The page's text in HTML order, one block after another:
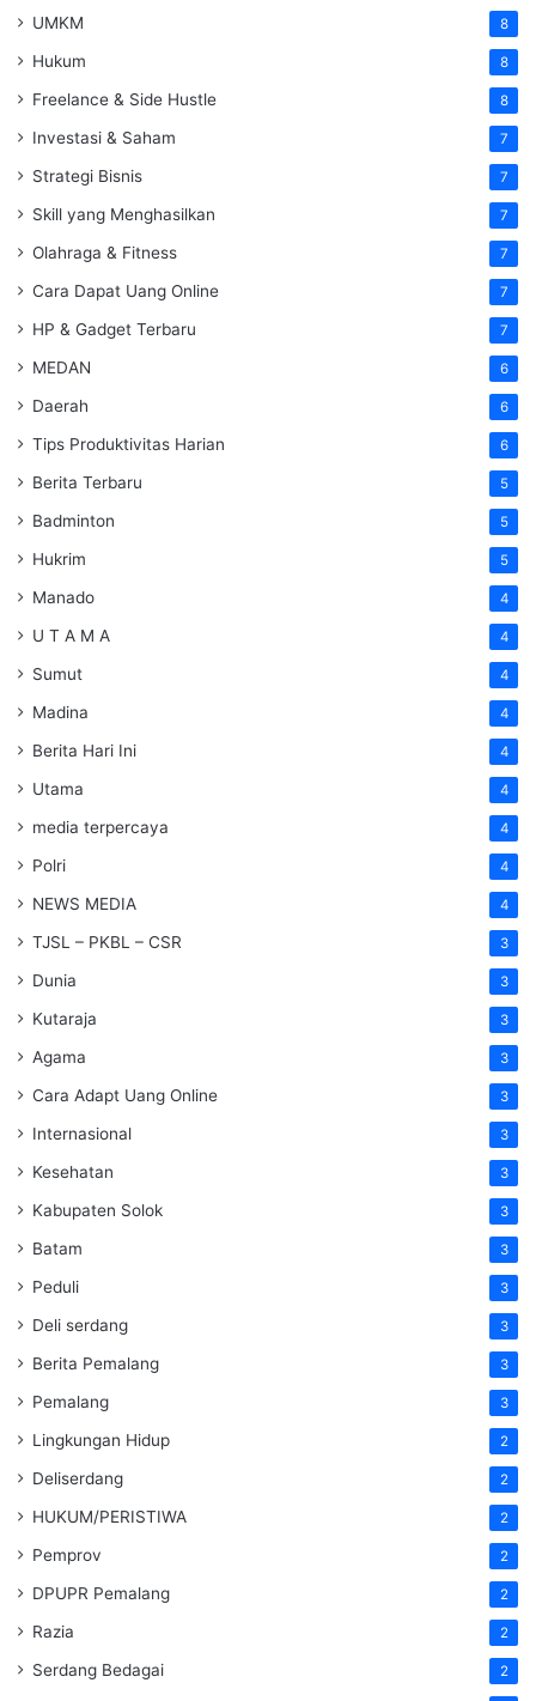
UMKM 8
Hukum 8
Freelance & Side Hustle 8
Investasi & Saham 7
Strategi Bisnis 7
Skill yang Menghasilkan 7
Olahraga & Fitness 7
Cara Dapat Uang Online 7
HP & Gadget Terbaru 7
MEDAN 6
Daerah 6
Tips Produktivitas Harian 6
Berita Terbaru 5
Badminton 5
Hukrim 5
Manado 4
U T A M A 4
Sumut 4
Madina 4
Berita Hari Ini 4
Utama 4
media terpercaya 4
Polri 4
NEWS MEDIA 4
TJSL – PKBL – CSR 3
Dunia 3
Kutaraja 3
Agama 3
Cara Adapt Uang Online 3
Internasional 3
Kesehatan 3
Kabupaten Solok 3
Batam 3
Peduli 3
Deli serdang 3
Berita Pemalang 3
Pemalang 3
Lingkungan Hidup 2
Deliserdang 2
HUKUM/PERISTIWA 2
Pemprov 2
DPUPR Pemalang 2
Razia 2
Serdang Bedagai 2